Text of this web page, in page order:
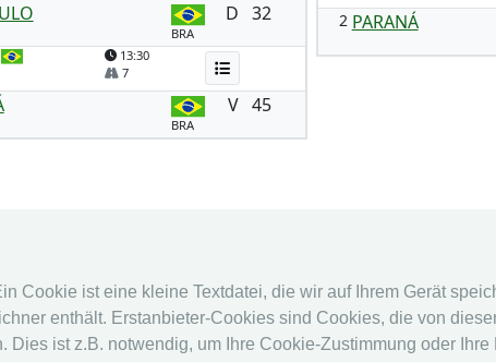
Cookie ist eine kleine Textdatei, die wir auf Ihrem Gerät
enthält. Erstanbieter-Cookies sind Cookies, die von
ist z.B. notwendig, um Ihre Cookie-Zustimmung oder Ihre
BRA
D 32
13:30
7
BRA
V 45
2 PARANÁ
Archiv
Videos
Online System
Online System
Kalender